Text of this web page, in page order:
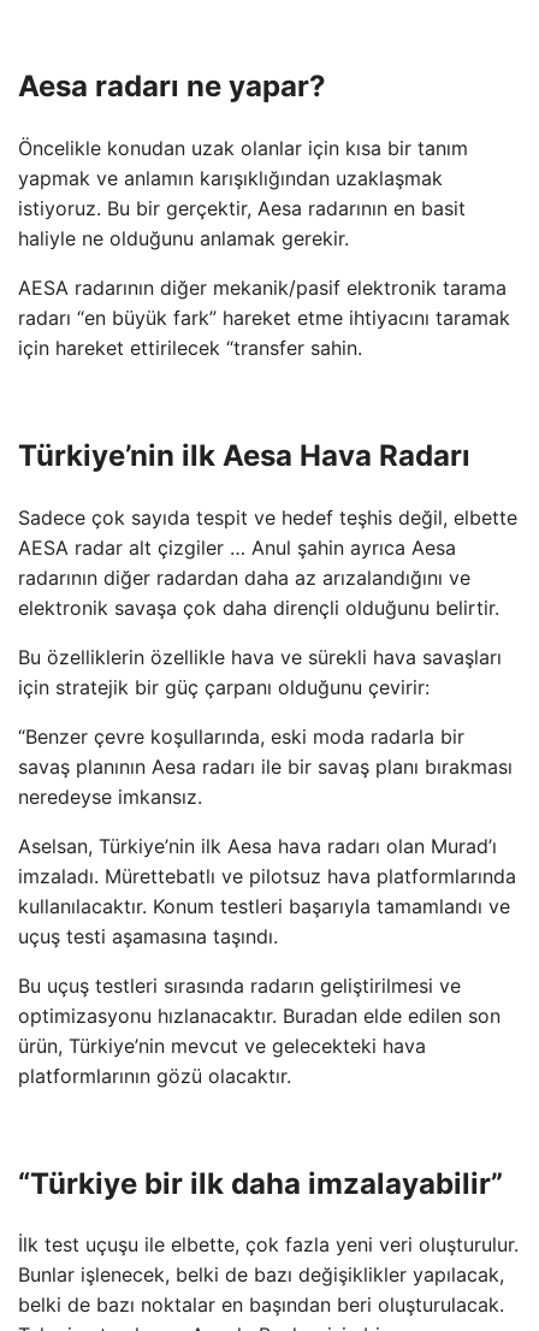
Aesa radarı ne yapar?
Öncelikle konudan uzak olanlar için kısa bir tanım
yapmak ve anlamın karışıklığından uzaklaşmak
istiyoruz. Bu bir gerçektir, Aesa radarının en basit
haliyle ne olduğunu anlamak gerekir.
AESA radarının diğer mekanik/pasif elektronik tarama
radarı “en büyük fark” hareket etme ihtiyacını taramak
için hareket ettirilecek “transfer sahin.
Türkiye’nin ilk Aesa Hava Radarı
Sadece çok sayıda tespit ve hedef teşhis değil, elbette
AESA radar alt çizgiler … Anul şahin ayrıca Aesa
radarının diğer radardan daha az arızalandığını ve
elektronik savaşa çok daha dirençli olduğunu belirtir.
Bu özelliklerin özellikle hava ve sürekli hava savaşları
için stratejik bir güç çarpanı olduğunu çevirir:
“Benzer çevre koşullarında, eski moda radarla bir
savaş planının Aesa radarı ile bir savaş planı bırakması
neredeyse imkansız.
Aselsan, Türkiye’nin ilk Aesa hava radarı olan Murad’ı
imzaladı. Mürettebatlı ve pilotsuz hava platformlarında
kullanılacaktır. Konum testleri başarıyla tamamlandı ve
uçuş testi aşamasına taşındı.
Bu uçuş testleri sırasında radarın geliştirilmesi ve
optimizasyonu hızlanacaktır. Buradan elde edilen son
ürün, Türkiye’nin mevcut ve gelecekteki hava
platformlarının gözü olacaktır.
“Türkiye bir ilk daha imzalayabilir”
İlk test uçuşu ile elbette, çok fazla yeni veri oluşturulur.
Bunlar işlenecek, belki de bazı değişiklikler yapılacak,
belki de bazı noktalar en başından beri oluşturulacak.